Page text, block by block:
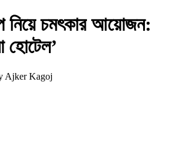
নিয়ে চমৎকার আয়োজন:
হোটেল’
Ajker Kagoj